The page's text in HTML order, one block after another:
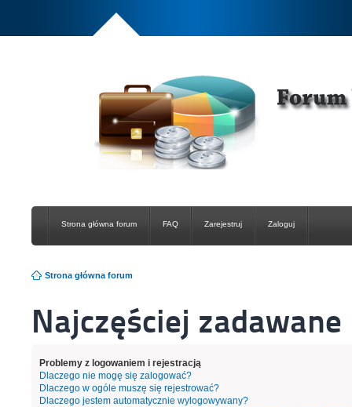
Strona główna forum FAQ Zarejestruj Zaloguj
Strona główna forum
Najczęściej
Problemy z logowaniem i rejestracją
Dlaczego nie mogę się zalogować?
Dlaczego w ogóle muszę się rejestrować?
Dlaczego jestem automatycznie wylogowywany?